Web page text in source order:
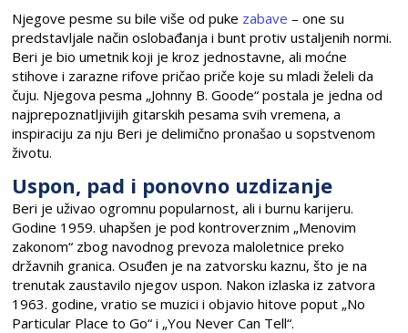
Njegove pesme su bile više od puke zabave – one su
predstavljale način oslobađanja i bunt protiv ustaljenih normi.
Beri je bio umetnik koji je kroz jednostavne, ali moćne
stihove i zarazne rifove pričao priče koje su mladi želeli da
čuju. Njegova pesma „Johnny B. Goode“ postala je jedna od
najprepoznatljivijih gitarskih pesama svih vremena, a
inspiraciju za nju Beri je delimično pronašao u sopstvenom
životu.
Uspon, pad i ponovno uzdizanje
Beri je uživao ogromnu popularnost, ali i burnu karijeru.
Godine 1959. uhapšen je pod kontroverznim „Menovim
zakonom“ zbog navodnog prevoza maloletnice preko
državnih granica. Osuđen je na zatvorsku kaznu, što je na
trenutak zaustavilo njegov uspon. Nakon izlaska iz zatvora
1963. godine, vratio se muzici i objavio hitove poput „No
Particular Place to Go“ i „You Never Can Tell“.